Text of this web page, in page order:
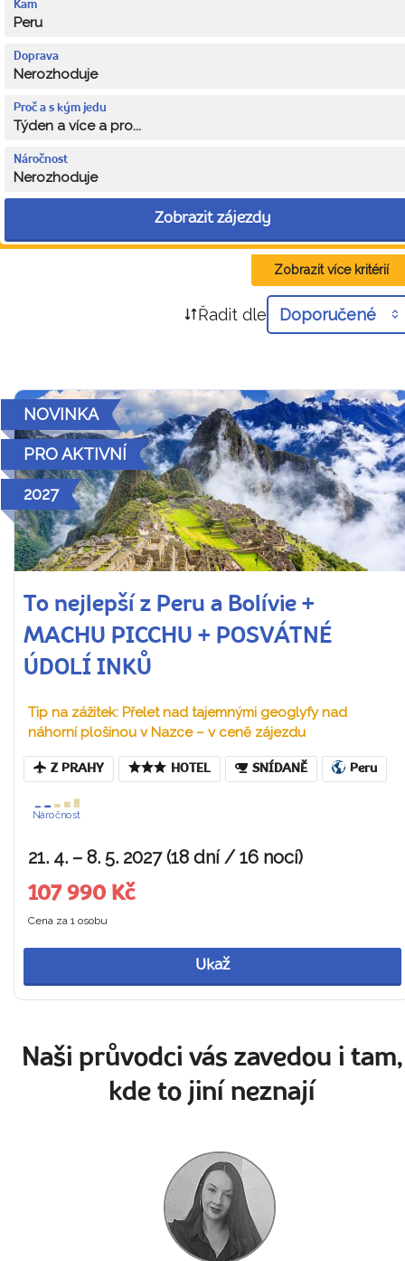
Kam
Peru
Doprava
Nerozhoduje
Proč a s kým jedu
Týden a více a pro...
Náročnost
Nerozhoduje
Zobrazit zájezdy
Zobrazit více kritérií
Řadit dle Doporučené
NOVINKA
PRO AKTIVNÍ
2027
To nejlepší z Peru a Bolívie +
MACHU PICCHU + POSVÁTNÉ
ÚDOLÍ INKŮ
Tip na zážitek: Přelet nad tajemnými geoglyfy nad
náhorní plošinou v Nazce – v ceně zájezdu
Z PRAHY HOTEL SNÍDANĚ Peru
Náročnost
21. 4. – 8. 5. 2027 (18 dní / 16 nocí)
107 990 Kč
Cena za 1 osobu
Ukaž
Naši průvodci vás zavedou i tam,
kde to jiní neznají